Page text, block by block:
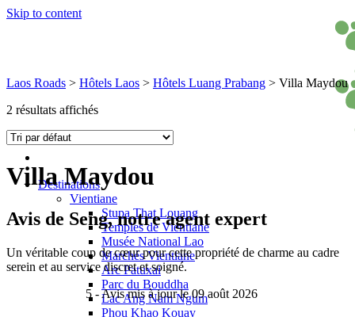
Skip to content
Destinations
Vientiane
Stupa That Louang
Temples de Vientiane
Musée National Lao
Marchés Vientiane
Arc Patuxai
Parc du Bouddha
Lac Ang Nam Ngum
Phou Khao Kouay
Laos Roads > Hôtels Laos > Hôtels Luang Prabang > Villa Maydou
2 résultats affichés
Villa Maydou
Avis de Seng, notre agent expert
Un véritable coup de cœur pour cette propriété de charme au cadre
serein et au service discret et soigné.
5 - Avis mis à jour le 09 août 2026